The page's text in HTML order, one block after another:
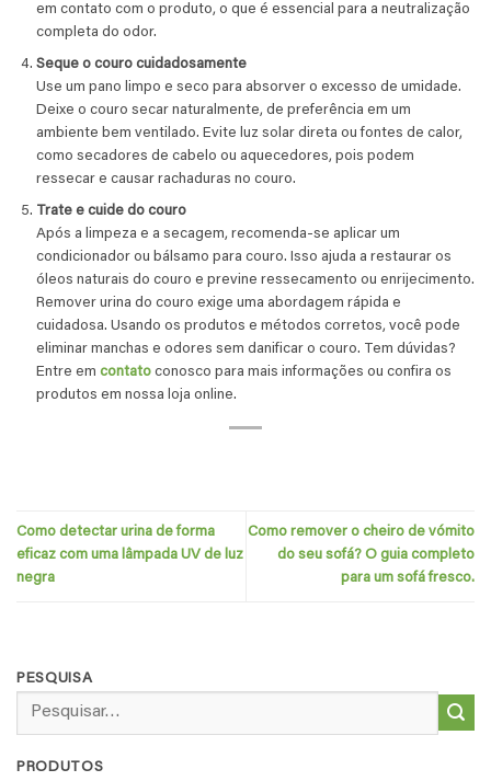
em contato com o produto, o que é essencial para a neutralização
completa do odor.
Seque o couro cuidadosamente
Use um pano limpo e seco para absorver o excesso de umidade.
Deixe o couro secar naturalmente, de preferência em um
ambiente bem ventilado. Evite luz solar direta ou fontes de calor,
como secadores de cabelo ou aquecedores, pois podem
ressecar e causar rachaduras no couro.
Trate e cuide do couro
Após a limpeza e a secagem, recomenda-se aplicar um
condicionador ou bálsamo para couro. Isso ajuda a restaurar os
óleos naturais do couro e previne ressecamento ou enrijecimento.
Remover urina do couro exige uma abordagem rápida e
cuidadosa. Usando os produtos e métodos corretos, você pode
eliminar manchas e odores sem danificar o couro. Tem dúvidas?
Entre em contatoconosco para mais informações ou confira os
produtos em nossa loja online.
Como detectar urina de forma
eficaz com uma lâmpada UV de luz
negra
Como remover o cheiro de vómito
do seu sofá? O guia completo
para um sofá fresco.
PESQUISA
por:
PRODUTOS